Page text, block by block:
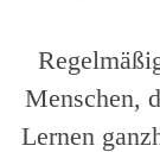
Menschen,
Lernen